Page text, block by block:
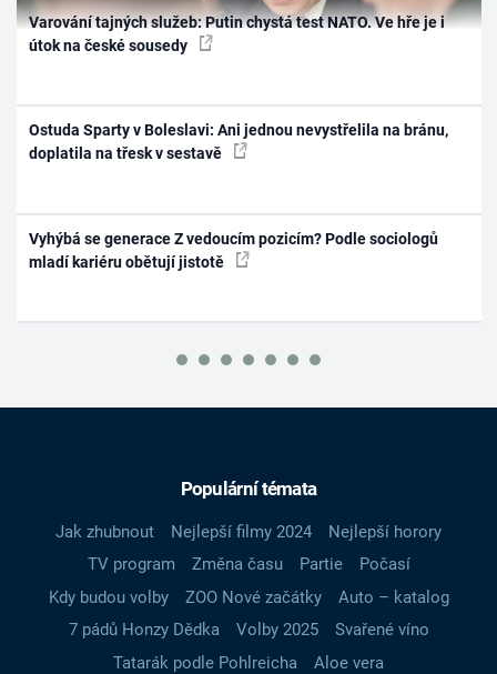
Varování tajných služeb: Putin chystá test NATO. Ve hře je i
útok na české sousedy
Ostuda Sparty v Boleslavi: Ani jednou nevystřelila na bránu,
doplatila na třesk v sestavě
Vyhýbá se generace Z vedoucím pozicím? Podle sociologů
mladí kariéru obětují jistotě
Populární témata
Jak zhubnout Nejlepší filmy 2024
Nejlepší horory
TV program
Změna času Partie
Počasí
Kdy budou volby
ZOO Nové začátky
Auto – katalog
7 pádů Honzy Dědka
Volby 2025
Svařené víno
Tatarák podle Pohlreicha
Aloe vera